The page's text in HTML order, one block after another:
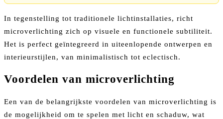
In tegenstelling tot traditionele lichtinstallaties, richt
microverlichting zich op visuele en functionele subtiliteit.
Het is perfect geïntegreerd in uiteenlopende ontwerpen en
interieurstijlen, van minimalistisch tot eclectisch.
Voordelen van microverlichting
Een van de belangrijkste voordelen van microverlichting is
de mogelijkheid om te spelen met licht en schaduw, wat